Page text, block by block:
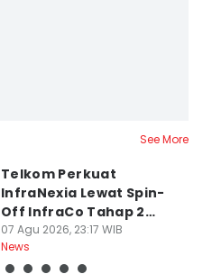
See More
Telkom Perkuat
InfraNexia Lewat Spin-
Off InfraCo Tahap 2
Rp49,9 T
07 Agu 2026, 23:17 WIB
News